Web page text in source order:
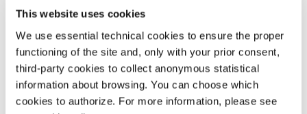
This website uses cookies
We use essential technical cookies to ensure the proper
functioning of the site and, only with your prior consent,
third-party cookies to collect anonymous statistical
information about browsing. You can choose which
cookies to authorize. For more information, please see